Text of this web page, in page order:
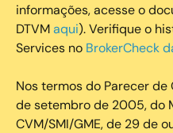
informações, acesse o
DTVMaqui). Verifique o
Services no BrokerCheck
Nos termos do Parecer de
de setembro de 2005, do
CVM/SMI/GME, de 29 de